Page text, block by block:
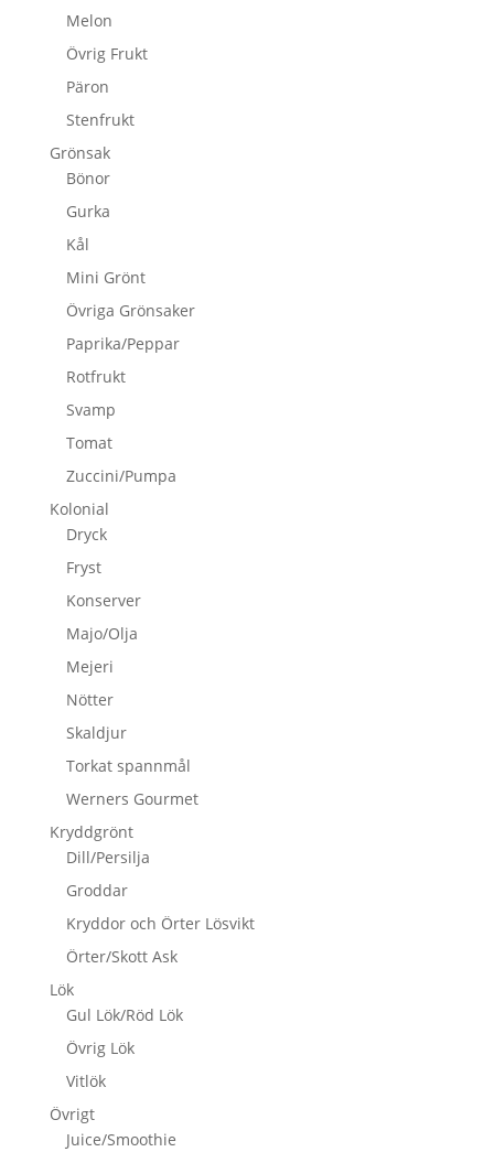
Melon
Övrig Frukt
Päron
Stenfrukt
Grönsak
Bönor
Gurka
Kål
Mini Grönt
Övriga Grönsaker
Paprika/Peppar
Rotfrukt
Svamp
Tomat
Zuccini/Pumpa
Kolonial
Dryck
Fryst
Konserver
Majo/Olja
Mejeri
Nötter
Skaldjur
Torkat spannmål
Werners Gourmet
Kryddgrönt
Dill/Persilja
Groddar
Kryddor och Örter Lösvikt
Örter/Skott Ask
Lök
Gul Lök/Röd Lök
Övrig Lök
Vitlök
Övrigt
Juice/Smoothie